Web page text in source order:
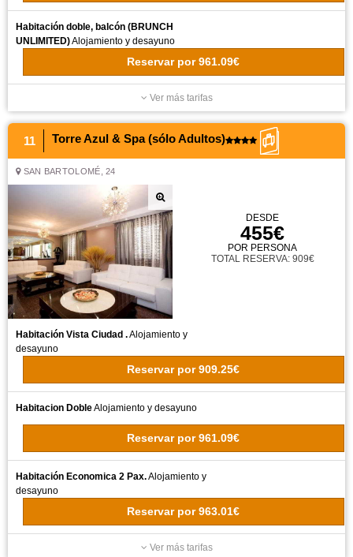
Habitación doble, balcón (BRUNCH
UNLIMITED)Alojamiento y desayuno
Reservar por 961.09€
Ver más tarifas
11 Torre Azul & Spa (sólo Adultos)
SAN BARTOLOMÉ, 24
DESDE
455€
POR PERSONA
TOTAL RESERVA: 909€
Habitación Vista Ciudad .Alojamiento y
desayuno
Reservar por 909.25€
Habitacion DobleAlojamiento y desayuno
Reservar por 961.09€
Habitación Economica 2 Pax.Alojamiento y
desayuno
Reservar por 963.01€
Ver más tarifas